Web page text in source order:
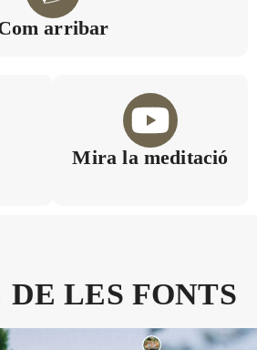
arribar
Mira la meditació
DE LES FONTS